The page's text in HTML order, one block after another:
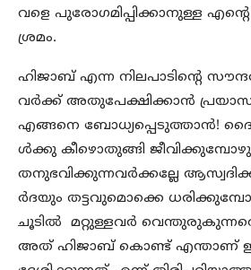
വളെ പുരോഗമിപ്പിക്കാനുള്ള
ശ്രമം.
ഹിജാബ് എന്ന നിലപാടിന്റെ
വര്‍ക്ക് അതുപേക്ഷിക്കാന്‍
എങ്ങനെ ബോധ്യപ്പെടുത്താന്‍!
ള്‍ക്കു കീഴൊതുങ്ങി
തനുഭവിക്കുന്നവര്‍ക്കല്ലേ
ര്‍ദയും തട്ടവുമൊക്കെ
ചൂടില്‍ മറ്റുള്ളവര്‍
അത് ഹിജാബ് കൊണ്ട് എന്താണ്